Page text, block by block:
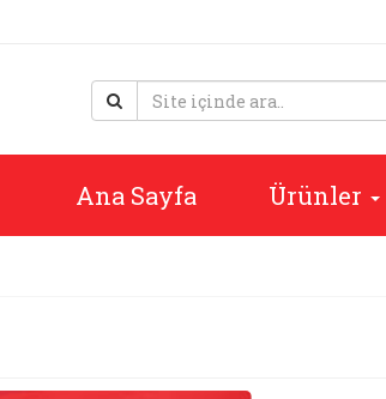
Ana Sayfa Ürünler